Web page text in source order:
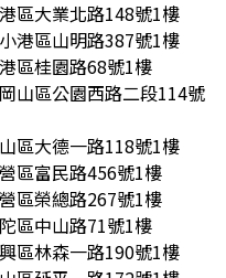
區大業北路148號1樓
港區山明路387號1樓
區桂園路68號1樓
山區公園西路二段114號
區大德一路118號1樓
區富民路456號1樓
區榮總路267號1樓
區中山路71號1樓
區林森一路190號1樓